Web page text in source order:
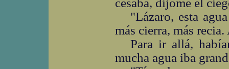
"Lázaro, esta
más cierra, más
Para ir allá,
mucha agua iba